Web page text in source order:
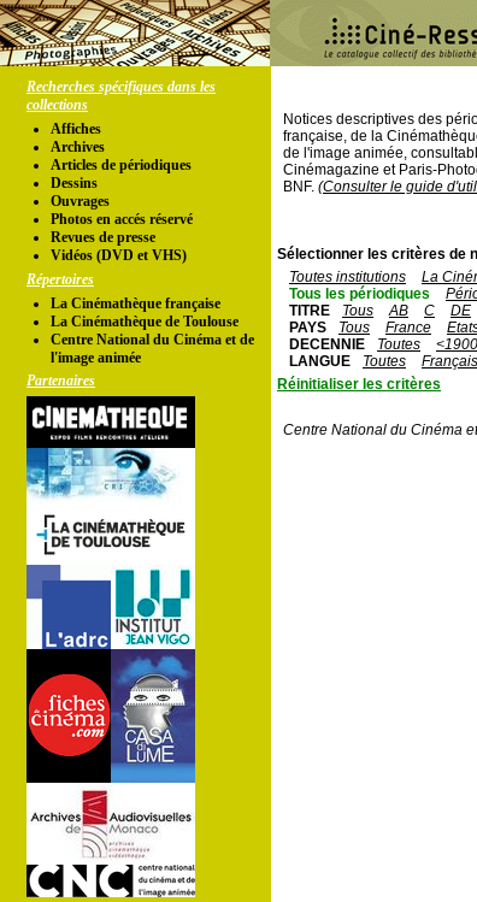
Recherches spécifiques dans les
collections
Affiches
Archives
Articles de périodiques
Dessins
Ouvrages
Photos en accés réservé
Revues de presse
Vidéos (DVD et VHS)
Répertoires
La Cinémathèque française
La Cinémathèque de Toulouse
Centre National du Cinéma et de
l'image animée
Partenaires
Notices descriptives des
française, de la
de l'image animée,
Cinémagazine et Paris-
BNF. (Consulter le guide
Sélectionner les critères de
Toutes institutions
La
Tous les périodiques
TITRE
Tous AB C DE
PAYS
Tous France
DECENNIE
Toutes <1900
LANGUE
Toutes Français
Réinitialiser les critères
Centre National du Cinéma